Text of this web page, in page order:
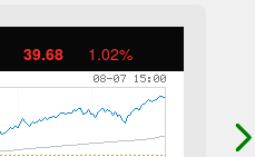
39.68 1.02%